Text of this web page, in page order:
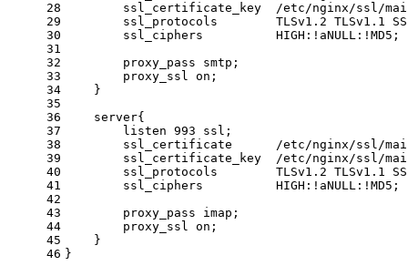
28
29
30
31
32
33
34
35
36
37
38
39
40
41
42
43
44
45
46
ssl_certificate_key  /etc/nginx/ssl/
ssl_protocols        TLSv1.2 TLSv1.1
        ssl_ciphers          HIGH:!aNULL:!MD5;
        proxy_pass smtp;
        proxy_ssl on;
    }
    server{
        listen 993 ssl;
ssl_certificate      /etc/nginx/ssl/
ssl_certificate_key  /etc/nginx/ssl/
ssl_protocols        TLSv1.2 TLSv1.1
        ssl_ciphers          HIGH:!aNULL:!MD5;
        proxy_pass imap;
        proxy_ssl on;
    }
}